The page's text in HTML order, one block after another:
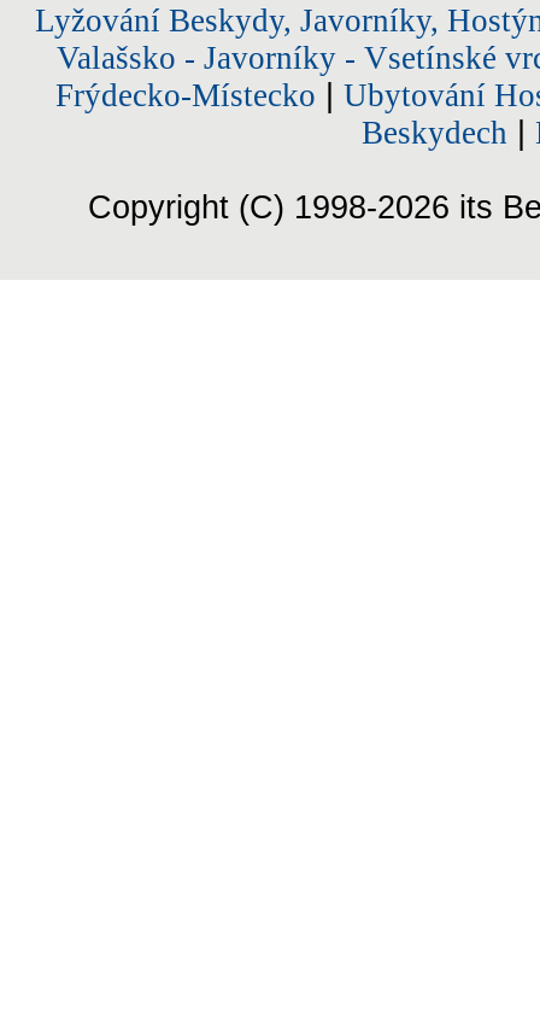
Lyžování Beskydy, Javorníky,
Valašsko - Javorníky - Vsetínské
Frýdecko-Místecko
Ubytování
Beskydech
Copyright (C) 1998-2026 its